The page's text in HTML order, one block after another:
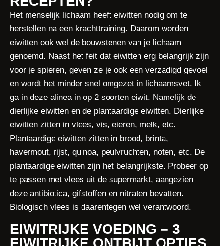
Het menselijk lichaam heeft eiwitten nodig om te
herstellen na een krachttraining. Daarom worden
eiwitten ook wel de bouwstenen van je lichaam
genoemd. Naast het feit dat eiwitten erg belangrijk zijn
voor je spieren, geven ze je ook een verzadigd gevoel
en wordt het minder snel omgezet in lichaamsvet. Ik
ga in deze alinea in op 2 soorten eiwit. Namelijk de
dierlijke eiwitten en de plantaardige eiwitten. Dierlijke
eiwitten zitten in vlees, vis, eieren, melk, etc.
Plantaardige eiwitten zitten in brood, brinta,
havermout, rijst, quinoa, peulvruchten, noten, etc. De
plantaardige eiwitten zijn het belangrijkste. Probeer op
te passen met vlees uit de supermarkt, aangezien
deze antibiotica, gifstoffen en nitraten bevatten.
Biologisch vlees is daarentegen wel verantwoord.
EIWITRIJKE VOEDING – 3
EIWITRIJKE ONTBIJT OPTIES